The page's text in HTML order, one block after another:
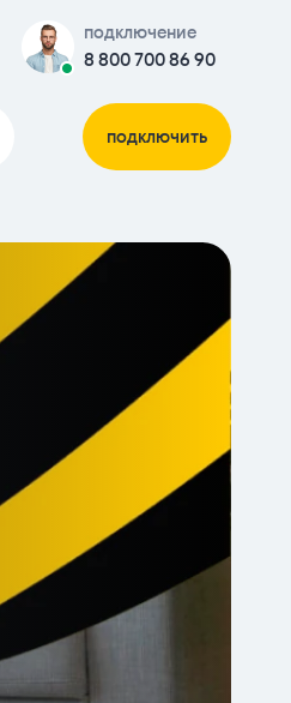
подключение
8 800 700 86 90
подключить